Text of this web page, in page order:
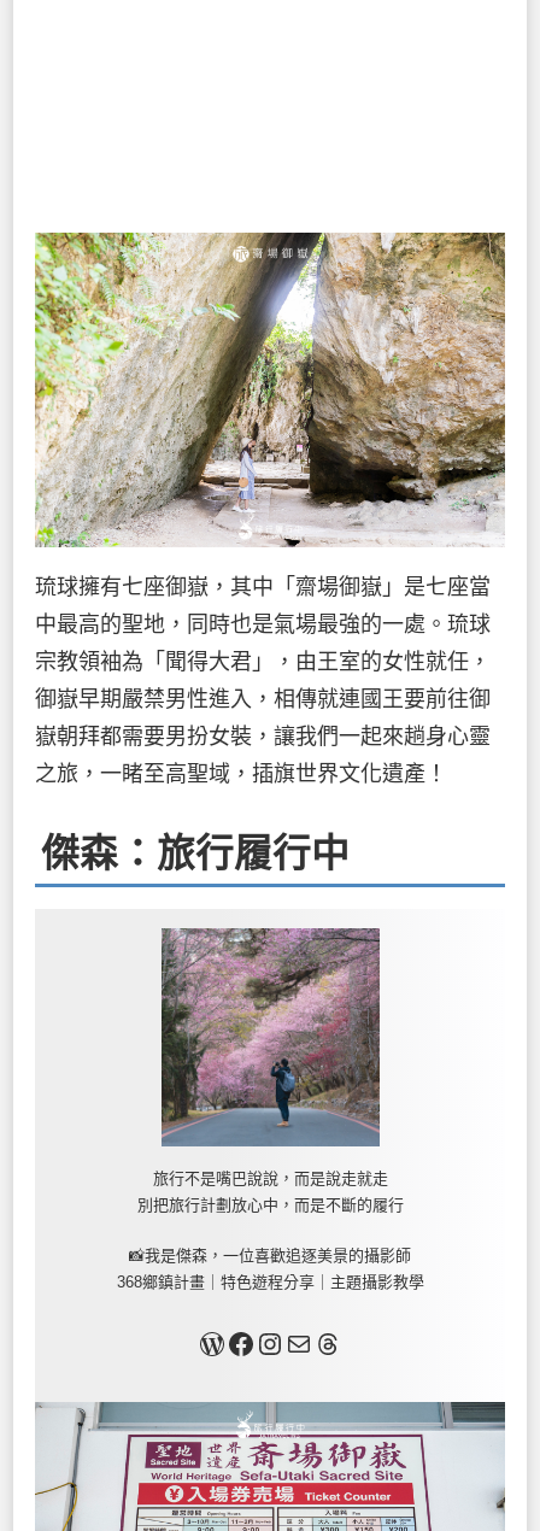
琉球擁有七座御嶽，其中「齋場御嶽」是七座當
中最高的聖地，同時也是氣場最強的一處。琉球
宗教領袖為「聞得大君」，由王室的女性就任，
御嶽早期嚴禁男性進入，相傳就連國王要前往御
嶽朝拜都需要男扮女裝，讓我們一起來趟身心靈
之旅，一睹至高聖域，插旗世界文化遺產！
傑森：旅行履行中
旅行不是嘴巴說說，而是說走就走
別把旅行計劃放心中，而是不斷的履行
📸我是傑森，一位喜歡追逐美景的攝影師
368鄉鎮計畫｜特色遊程分享｜主題攝影教學
關於我Facebook InstagramMail Threads